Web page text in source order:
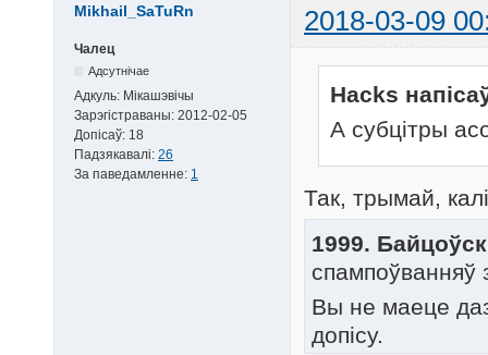
Mikhail_SaTuRn 2018-03-09
Чалец
Адсутнічае
Адкуль: Мікашэвічы
Зарэгістраваны: 2012-02-05
Допісаў: 18
Падзякавалі: 26
За паведамленне: 1
Hacks
А субцітры
Так, трымай,
1999.
Вы не маеце
допісу.